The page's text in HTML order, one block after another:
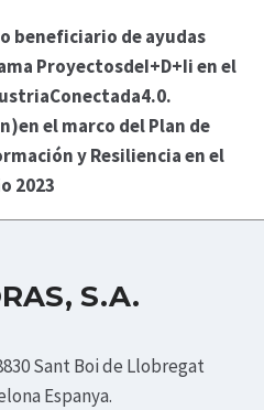
beneficiario de ayudas
ProyectosdeI+D+Ii en el
el marco del Plan de
y Resiliencia en el
2023
S.A.
Sant Boi de Llobregat
Espanya.